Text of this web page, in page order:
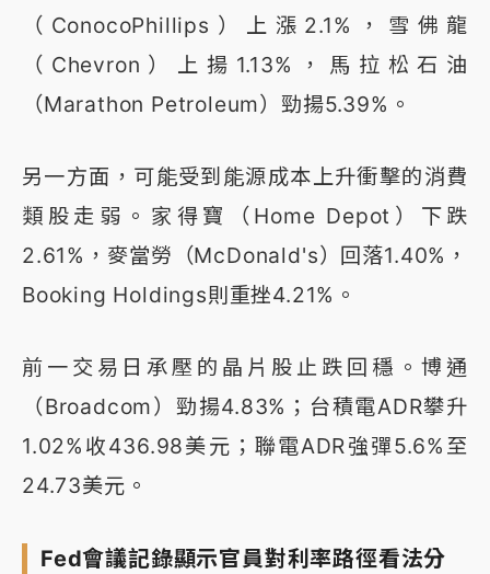
（ConocoPhillips）上漲2.1%，雪佛龍
（Chevron）上揚1.13%，馬拉松石油
（Marathon Petroleum）勁揚5.39%。
另一方面，可能受到能源成本上升衝擊的消費
類股走弱。家得寶（Home Depot）下跌
2.61%，麥當勞（McDonald's）回落1.40%，
Booking Holdings則重挫4.21%。
前一交易日承壓的晶片股止跌回穩。博通
（Broadcom）勁揚4.83%；台積電ADR攀升
1.02%收436.98美元；聯電ADR強彈5.6%至
24.73美元。
Fed會議記錄顯示官員對利率路徑看法分